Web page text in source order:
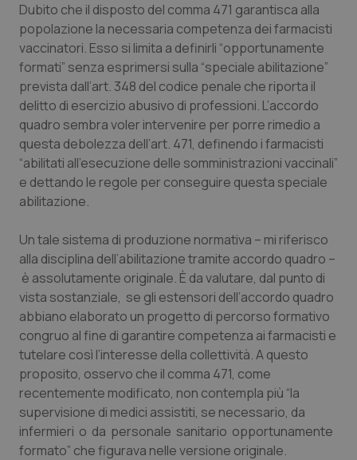
Abruzzo
Basilicata
Calabria
Campania
Emilia-Romagna
Friuli Venezia Giulia
Lazio
Liguria
Lombardia
Marche
Molise
QS Pro Gold
Artrite & artrosi
Asma & BPCO
Car-T
Colesterolo & coronaropatie
Dermatite Atopica
Diabete & glucometri
Disturbi dell’umore
Dolore
Donna & Salute
Epatiti
QS Club Newsletter
Dubito che il disposto del comma 471 garantisca alla
popolazione la necessaria competenza dei farmacisti
vaccinatori. Esso si limita a definirli “opportunamente
formati” senza esprimersi sulla “speciale abilitazione”
prevista dall’art. 348 del codice penale che riporta il
delitto di esercizio abusivo di professioni. L’accordo
quadro sembra voler intervenire per porre rimedio a
questa debolezza dell’art. 471, definendo i farmacisti
“abilitati all’esecuzione delle somministrazioni vaccinali”
e dettando le regole per conseguire questa speciale
abilitazione.
Un tale sistema di produzione normativa – mi riferisco
alla disciplina dell’abilitazione tramite accordo quadro –
è assolutamente originale. È da valutare, dal punto di
vista sostanziale, se gli estensori dell’accordo quadro
abbiano elaborato un progetto di percorso formativo
congruo al fine di garantire competenza ai farmacisti e
tutelare così l’interesse della collettività. A questo
proposito, osservo che il comma 471, come
recentemente modificato, non contempla più “la
supervisione di medici assistiti, se necessario, da
infermieri o da personale sanitario opportunamente
formato” che figurava nelle versione originale.